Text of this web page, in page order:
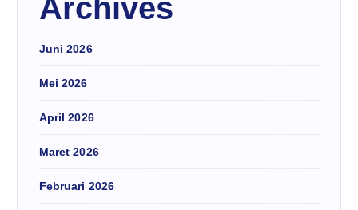
Archives
Juni 2026
Mei 2026
April 2026
Maret 2026
Februari 2026